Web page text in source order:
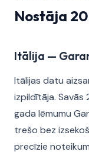
Nostāja
Itālija —
Itālijas datu
izpildītāja. Savās
gada lēmumu
trešo bez
precīzie